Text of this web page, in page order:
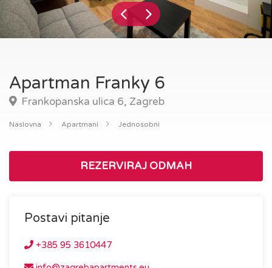
Apartman Franky 6
Frankopanska ulica 6, Zagreb
Naslovna Apartmani Jednosobni
REZERVIRAJ ODMAH
Postavi pitanje
+385 95 3610447